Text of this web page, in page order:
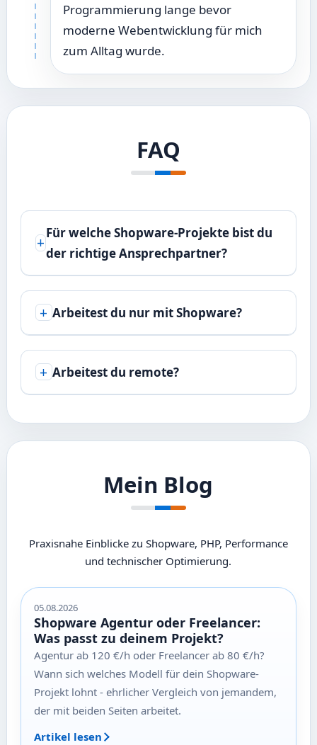
Programmierung lange bevor
moderne Webentwicklung für mich
zum Alltag wurde.
FAQ
Für welche Shopware-Projekte bist du
der richtige Ansprechpartner?
Arbeitest du nur mit Shopware?
Arbeitest du remote?
Mein Blog
Praxisnahe Einblicke zu Shopware, PHP, Performance
und technischer Optimierung.
05.08.2026
Shopware Agentur oder Freelancer:
Was passt zu deinem Projekt?
Agentur ab 120 €/h oder Freelancer ab 80 €/h?
Wann sich welches Modell für dein Shopware-
Projekt lohnt - ehrlicher Vergleich von jemandem,
der mit beiden Seiten arbeitet.
Artikel lesen